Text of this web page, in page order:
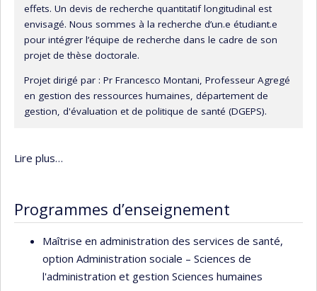
effets. Un devis de recherche quantitatif longitudinal est
envisagé. Nous sommes à la recherche d’un.e étudiant.e
pour intégrer l’équipe de recherche dans le cadre de son
projet de thèse doctorale.
Projet dirigé par : Pr Francesco Montani, Professeur Agregé
en gestion des ressources humaines, département de
gestion, d'évaluation et de politique de santé (DGEPS).
Lire plus…
Programmes d’enseignement
Maîtrise en administration des services de santé,
option Administration sociale – Sciences de
l'administration et gestion Sciences humaines